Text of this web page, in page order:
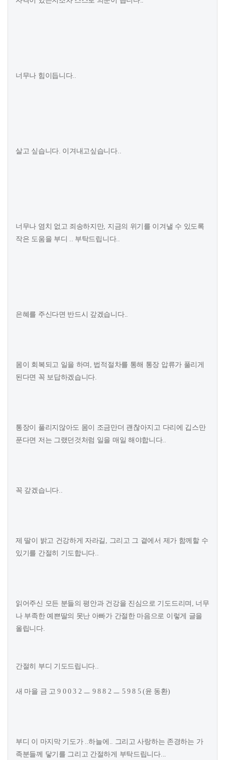
너무나 힘이듭니다..
살고 싶습니다. 이겨내고싶습니다..
너무나 염치 없고 죄송하지만, 지금의 위기를 이겨낼 수 있도록
작은 도움을 부디 .. 부탁드립니다..
은혜를 주신다면 반드시 갚겠습니다..
몸이 회복되고 일을 하며, 법적절차를 통해 통장 압류가 풀리게
된다면 꼭 보답하겠습니다.
통장이 풀리지않아도 몸이 조금만더 괜찮아지고 다리에 깁스만
푼다면 저는 그랬던것처럼 일을 매일 해야합니다..
꼭 갚겠습니다..
제 딸이 밝고 건강하게 자라길, 그리고 그 곁에서 제가 함께할 수
있기를 간절히 기도합니다..
읽어주신 모든 분들의 평안과 건강을 진심으로 기도드리며, 너무
나 부족한 예쁜딸의 못난 아빠가 간절한 마음으로 이렇게 글을
올립니다.
간절히 부디 기도드립니다..
새 마을 금 고 9 0 0 3 2 ㅡ 9 8 8 2 ㅡ 5 9 8 5 (윤 동환)
부디 이 마지막 기도가 ..하늘에.. 그리고 사랑하는 존경하는 가
족분들께 닿기를 그리고 간절하게 부탁드립니다...